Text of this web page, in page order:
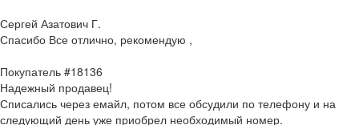
Сергей Азатович Г.
Спасибо Все отлично, рекомендую ,
Покупатель #18136
Надежный продавец!
Списались через емайл, потом все обсудили по телефону и на
следующий день уже приобрел необходимый номер.